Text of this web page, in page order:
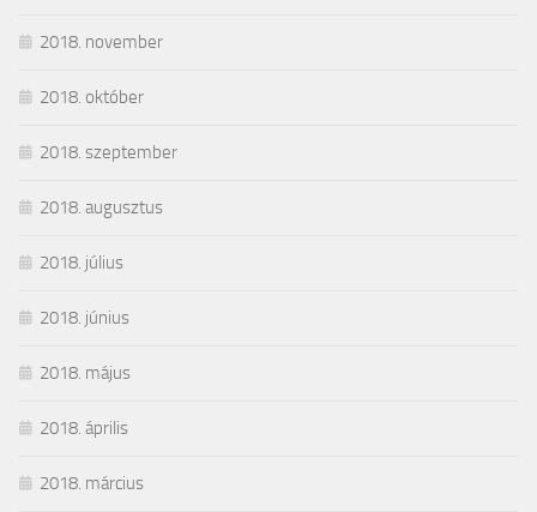
2018. november
2018. október
2018. szeptember
2018. augusztus
2018. július
2018. június
2018. május
2018. április
2018. március